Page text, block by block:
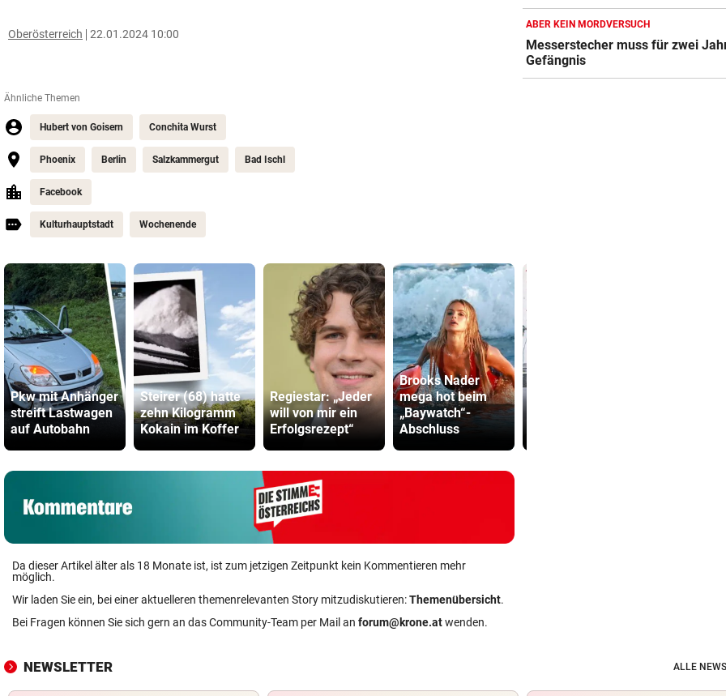
Oberösterreich 22.01.2024 10:00
Ähnliche Themen
Hubert von Goisern Conchita Wurst
Phoenix Berlin Salzkammergut Bad Ischl
Facebook
Kulturhauptstadt Wochenende
Pkw mit Anhänger
streift Lastwagen
auf Autobahn
Steirer (68) hatte
zehn Kilogramm
Kokain im Koffer
Regiestar: „Jeder
will von mir ein
Erfolgsrezept“
Brooks Nader
mega hot beim
„Baywatch“-
Abschluss
Da dieser Artikel älter als 18 Monate ist, ist zum jetzigen Zeitpunkt kein Kommentieren mehr
möglich.
Wir laden Sie ein, bei einer aktuelleren themenrelevanten Story mitzudiskutieren:Themenübersicht.
Bei Fragen können Sie sich gern an das Community-Team per Mail an forum@krone.atwenden.
ABER KEIN MORDVERSUCH
Messerstecher muss für zwei
Gefängnis
NEWSLETTER ALLE